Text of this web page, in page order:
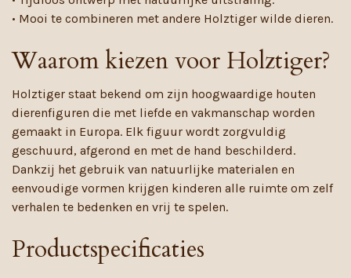
• Mooi te combineren met andere Holztiger wilde dieren.
Waarom kiezen voor Holztiger?
Holztiger staat bekend om zijn hoogwaardige houten
dierenfiguren die met liefde en vakmanschap worden
gemaakt in Europa. Elk figuur wordt zorgvuldig
geschuurd, afgerond en met de hand beschilderd.
Dankzij het gebruik van natuurlijke materialen en
eenvoudige vormen krijgen kinderen alle ruimte om zelf
verhalen te bedenken en vrij te spelen.
Productspecificaties